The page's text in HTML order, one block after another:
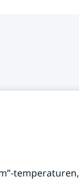
temperaturen,